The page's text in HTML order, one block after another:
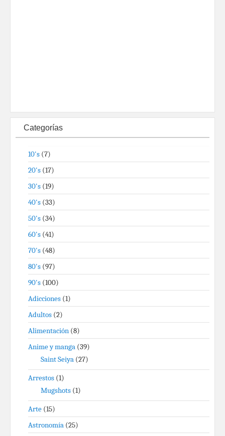
Categorías
10's (7)
20's (17)
30's (19)
40's (33)
50's (34)
60's (41)
70's (48)
80's (97)
90's (100)
Adicciones (1)
Adultos (2)
Alimentación (8)
Anime y manga (39)
Saint Seiya (27)
Arrestos (1)
Mugshots (1)
Arte (15)
Astronomía (25)